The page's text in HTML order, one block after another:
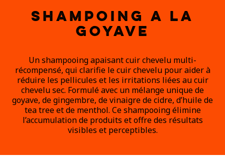
SHAMPOING A LA
GOYAVE
Un shampooing apaisant cuir chevelu multi-
récompensé, qui clarifie le cuir chevelu pour aider à
réduire les pellicules et les irritations liées au cuir
chevelu sec. Formulé avec un mélange unique de
goyave, de gingembre, de vinaigre de cidre, d’huile de
tea tree et de menthol. Ce shampooing élimine
l’accumulation de produits et offre des résultats
visibles et perceptibles.